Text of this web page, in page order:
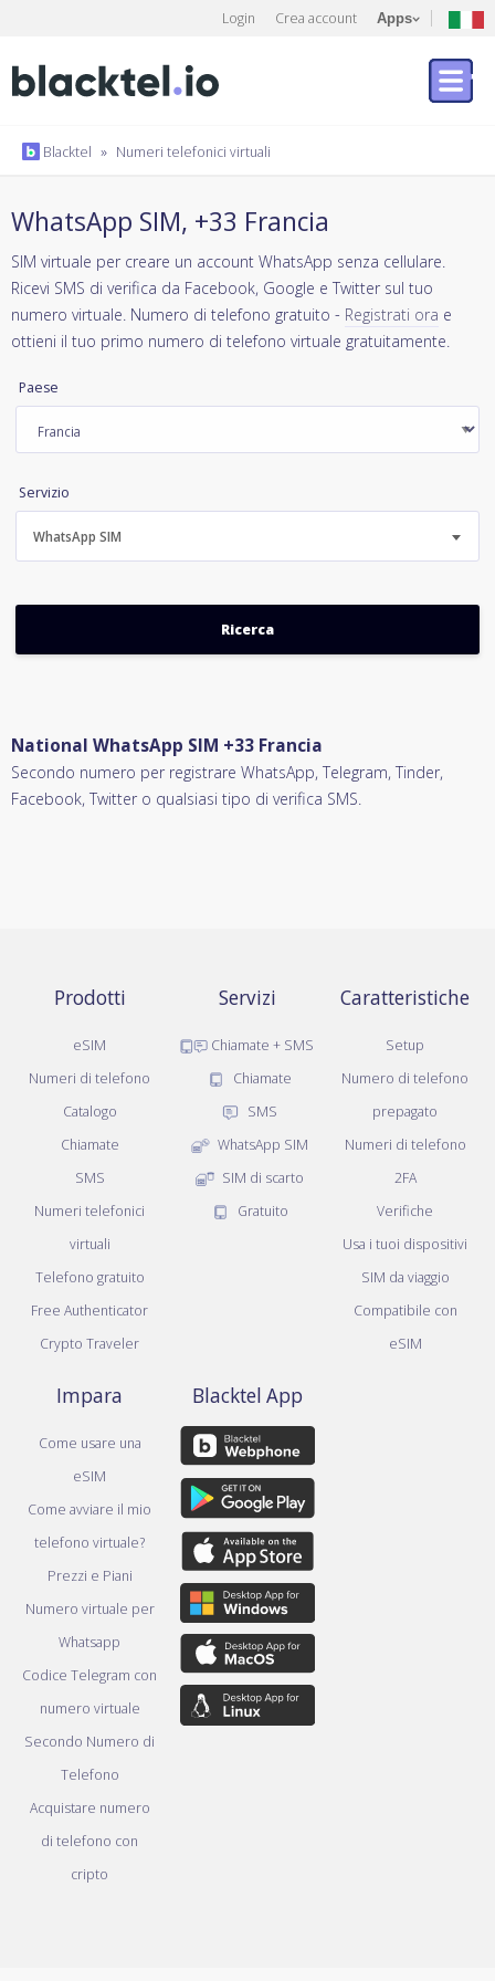
Login Crea account Apps
Blacktel » Numeri telefonici virtuali
WhatsApp SIM, +33 Francia
SIM virtuale per creare un account WhatsApp senza cellulare.
Ricevi SMS di verifica da Facebook, Google e Twitter sul tuo
numero virtuale. Numero di telefono gratuito - Registrati ora e
ottieni il tuo primo numero di telefono virtuale gratuitamente.
Paese
Servizio
WhatsApp SIM
National WhatsApp SIM +33 Francia
Secondo numero per registrare WhatsApp, Telegram, Tinder,
Facebook, Twitter o qualsiasi tipo di verifica SMS.
Prodotti
eSIM
Numeri di telefono
Catalogo
Chiamate
SMS
Numeri telefonici
virtuali
Telefono gratuito
Free Authenticator
Crypto Traveler
Servizi
Chiamate + SMS
Chiamate
SMS
WhatsApp SIM
SIM di scarto
Gratuito
Caratteristiche
Setup
Numero di telefono
prepagato
Numeri di telefono
2FA
Verifiche
Usa i tuoi dispositivi
SIM da viaggio
Compatibile con
eSIM
Impara
Come usare una
eSIM
Come avviare il mio
telefono virtuale?
Prezzi e Piani
Numero virtuale per
Whatsapp
Codice Telegram con
numero virtuale
Secondo Numero di
Telefono
Acquistare numero
di telefono con
cripto
Blacktel App